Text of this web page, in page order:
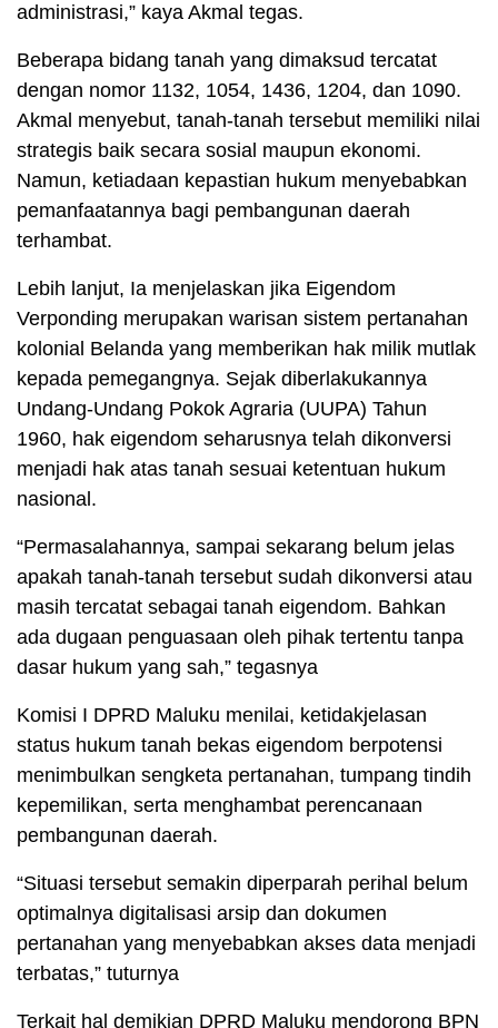
administrasi,” kaya Akmal tegas.
Beberapa bidang tanah yang dimaksud tercatat
dengan nomor 1132, 1054, 1436, 1204, dan 1090.
Akmal menyebut, tanah-tanah tersebut memiliki nilai
strategis baik secara sosial maupun ekonomi.
Namun, ketiadaan kepastian hukum menyebabkan
pemanfaatannya bagi pembangunan daerah
terhambat.
Lebih lanjut, Ia menjelaskan jika Eigendom
Verponding merupakan warisan sistem pertanahan
kolonial Belanda yang memberikan hak milik mutlak
kepada pemegangnya. Sejak diberlakukannya
Undang-Undang Pokok Agraria (UUPA) Tahun
1960, hak eigendom seharusnya telah dikonversi
menjadi hak atas tanah sesuai ketentuan hukum
nasional.
“Permasalahannya, sampai sekarang belum jelas
apakah tanah-tanah tersebut sudah dikonversi atau
masih tercatat sebagai tanah eigendom. Bahkan
ada dugaan penguasaan oleh pihak tertentu tanpa
dasar hukum yang sah,” tegasnya
Komisi I DPRD Maluku menilai, ketidakjelasan
status hukum tanah bekas eigendom berpotensi
menimbulkan sengketa pertanahan, tumpang tindih
kepemilikan, serta menghambat perencanaan
pembangunan daerah.
“Situasi tersebut semakin diperparah perihal belum
optimalnya digitalisasi arsip dan dokumen
pertanahan yang menyebabkan akses data menjadi
terbatas,” tuturnya
Terkait hal demikian DPRD Maluku mendorong BPN